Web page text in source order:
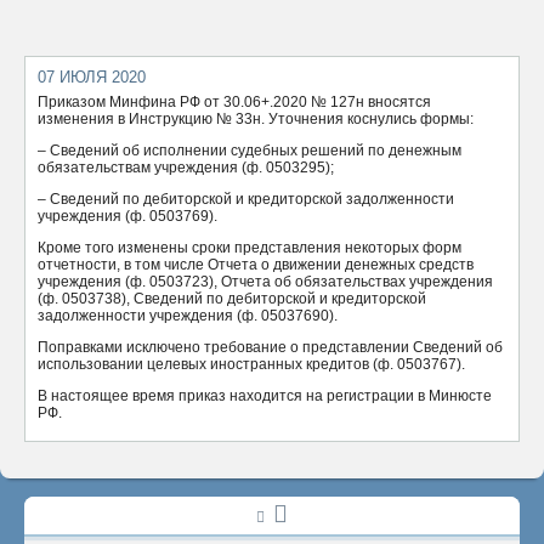
07 ИЮЛЯ 2020
Приказом Минфина РФ от 30.06+.2020 № 127н вносятся
изменения в Инструкцию № 33н. Уточнения коснулись формы:
– Сведений об исполнении судебных решений по денежным
обязательствам учреждения (ф. 0503295);
– Сведений по дебиторской и кредиторской задолженности
учреждения (ф. 0503769).
Кроме того изменены сроки представления некоторых форм
отчетности, в том числе Отчета о движении денежных средств
учреждения (ф. 0503723), Отчета об обязательствах учреждения
(ф. 0503738), Сведений по дебиторской и кредиторской
задолженности учреждения (ф. 05037690).
Поправками исключено требование о представлении Сведений об
использовании целевых иностранных кредитов (ф. 0503767).
В настоящее время приказ находится на регистрации в Минюсте
РФ.